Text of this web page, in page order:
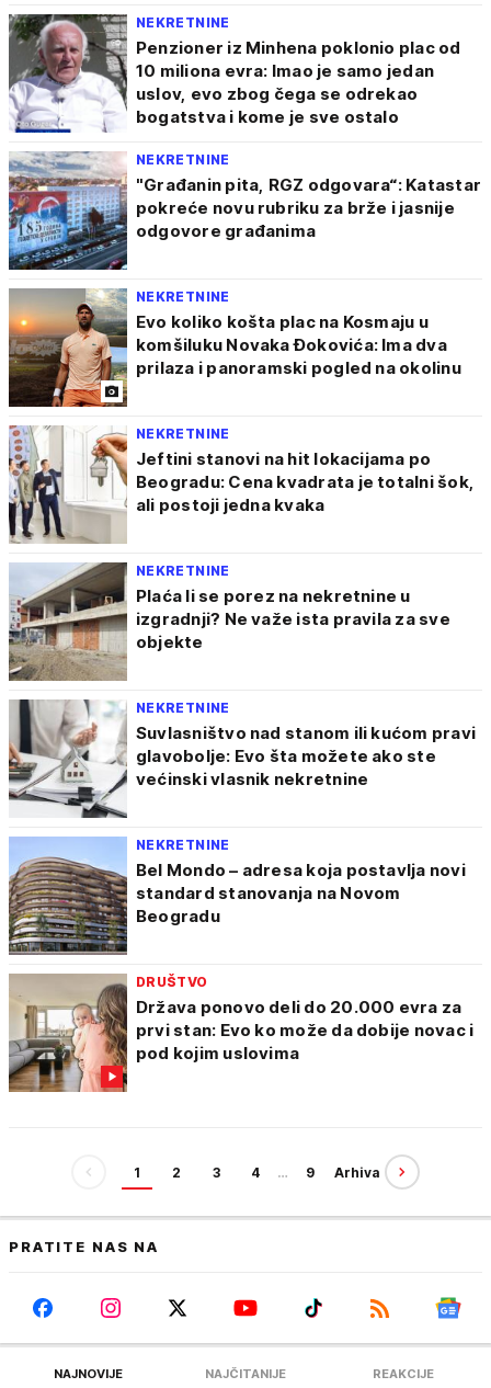
NEKRETNINE
Penzioner iz Minhena poklonio plac od
10 miliona evra: Imao je samo jedan
uslov, evo zbog čega se odrekao
bogatstva i kome je sve ostalo
NEKRETNINE
"Građanin pita, RGZ odgovara“: Katastar
pokreće novu rubriku za brže i jasnije
odgovore građanima
NEKRETNINE
Evo koliko košta plac na Kosmaju u
komšiluku Novaka Đokovića: Ima dva
prilaza i panoramski pogled na okolinu
NEKRETNINE
Jeftini stanovi na hit lokacijama po
Beogradu: Cena kvadrata je totalni šok,
ali postoji jedna kvaka
NEKRETNINE
Plaća li se porez na nekretnine u
izgradnji? Ne važe ista pravila za sve
objekte
NEKRETNINE
Suvlasništvo nad stanom ili kućom pravi
glavobolje: Evo šta možete ako ste
većinski vlasnik nekretnine
NEKRETNINE
Bel Mondo – adresa koja postavlja novi
standard stanovanja na Novom
Beogradu
DRUŠTVO
Država ponovo deli do 20.000 evra za
prvi stan: Evo ko može da dobije novac i
pod kojim uslovima
1 2 3 4 … 9 Arhiva
PRATITE NAS NA
NAJNOVIJE NAJČITANIJE REAKCIJE